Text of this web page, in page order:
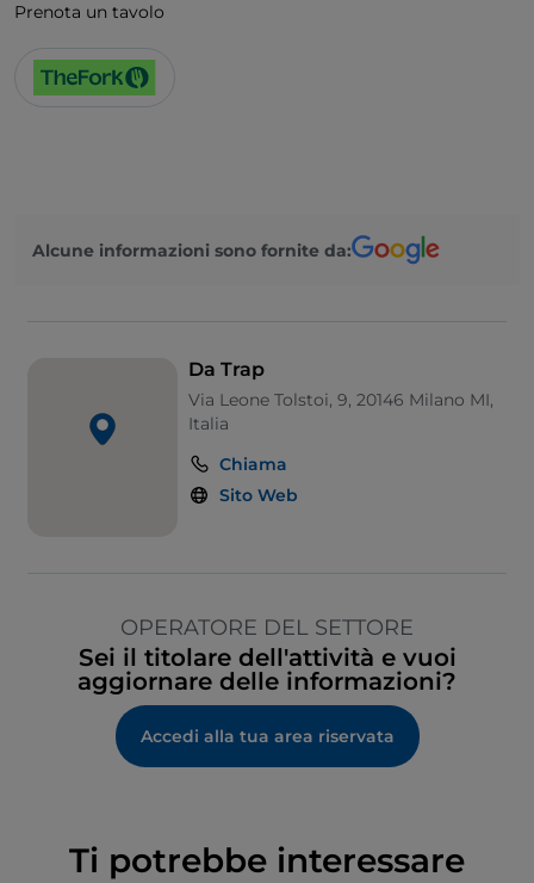
Prenota un tavolo
Alcune informazioni sono fornite da:
Da Trap
Via Leone Tolstoi, 9, 20146 Milano MI,
Italia
Chiama
Sito Web
OPERATORE DEL SETTORE
Sei il titolare dell'attività e vuoi
aggiornare delle informazioni?
Accedi alla tua area riservata
Ti potrebbe interessare